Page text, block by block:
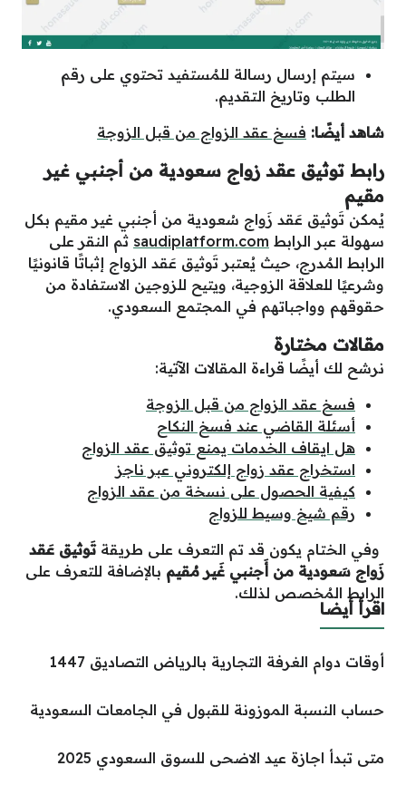
سيتم إرسال رسالة للمُستفيد تحتوي على رقم
الطلب وتاريخ التقديم.
شاهد أيضًا: فسخ عقد الزواج من قبل الزوجة
رابط توثيق عقد زواج سعودية من أجنبي غير
مقيم
يُمكن تَوثيق عَقد زَواج سُعودية من أجنبي غير مقيم بكل
سهولة عبر الرابط saudiplatform.com ثم النقر على
الرابط المُدرج، حيث يُعتبر تَوثيق عَقد الزواج إثباتًا قانونيًا
وشرعيًا للعلاقة الزوجية، ويتيح للزوجين الاستفادة من
حقوقهم وواجباتهم في المجتمع السعودي.
مقالات مختارة
نرشح لك أيضًا قراءة المقالات الآتية:
فسخ عقد الزواج من قبل الزوجة
أسئلة القاضي عند فسخ النكاح
هل ايقاف الخدمات يمنع توثيق عقد الزواج
استخراج عقد زواج إلكتروني عبر ناجز
كيفية الحصول على نسخة من عقد الزواج
رقم شيخ وسيط للزواج
وفي الختام يكون قد تم التعرف على طريقة تَوثيق عَقد
زَواج سَعودية من أَجنبي غَير مُقيم بالإضافة للتعرف على
الرابط المُخصص لذلك.
اقرأ أيضا
أوقات دوام الغرفة التجارية بالرياض التصاديق 1447
حساب النسبة الموزونة للقبول في الجامعات السعودية
متى تبدأ اجازة عيد الاضحى للسوق السعودي 2025